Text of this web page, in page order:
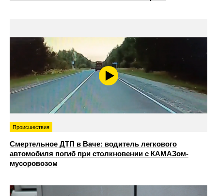
Происшествия
Смертельное ДТП в Ваче: водитель легкового
автомобиля погиб при столкновении с КАМАЗом-
мусоровозом